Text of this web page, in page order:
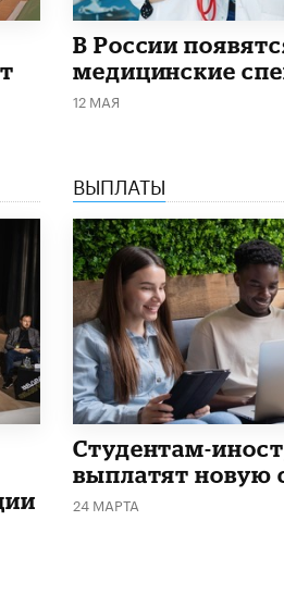
В России
подходы к
школах
В
правилах
1 ИЮНЯ /
Кто будет
школьников
29 МАЯ /
В Госдуме
программу
тех, кто сдал
29 МАЯ /ЕГЭ И
В России
медицинские
12 МАЯ
ВЫПЛАТЫ
Студентам-
выплатят новую
24 МАРТА